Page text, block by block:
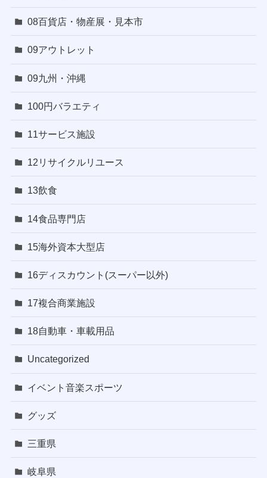
08百貨店・物産展・見本市
09アウトレット
09九州・沖縄
100円バラエティ
11サービス施設
12リサイクルリユース
13飲食
14食品専門店
15海外資本大型店
16ディスカウント(スーパー以外)
17複合商業施設
18自動車・車載用品
Uncategorized
イベント音楽スポーツ
グッズ
三重県
岐阜県